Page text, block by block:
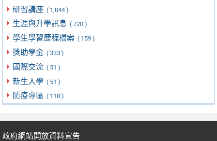
研習講座 ( 1,044 )
生涯與升學訊息 ( 720 )
學生學習歷程檔案 ( 159 )
獎助學金 ( 333 )
國際交流 ( 51 )
新生入學 ( 51 )
防疫專區 ( 118 )
政府網站開放資料宣告